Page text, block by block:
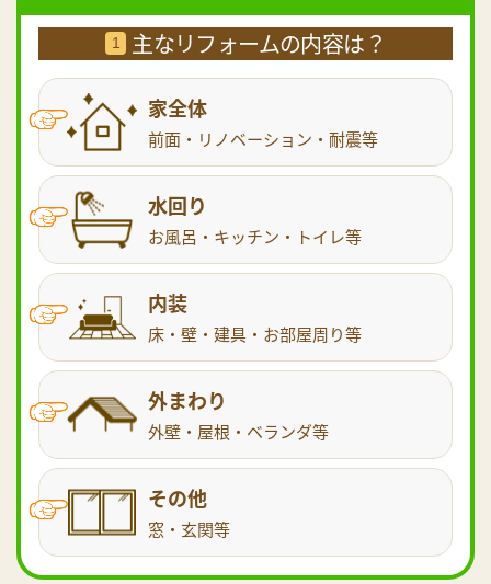
1 主なリフォームの内容は？
家全体
前面・リノベーション・耐震等
水回り
お風呂・キッチン・トイレ等
内装
床・壁・建具・お部屋周り等
外まわり
外壁・屋根・ベランダ等
その他
窓・玄関等